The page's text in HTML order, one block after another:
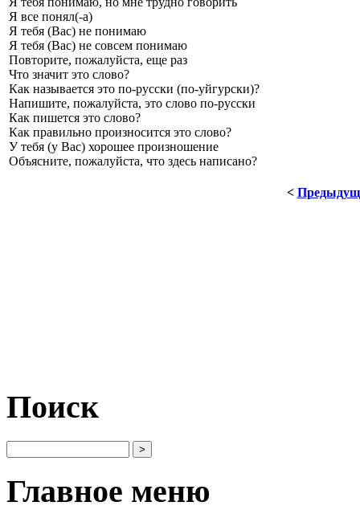
Я все понял(-а)
Я тебя (Вас) не понимаю
Я тебя (Вас) не совсем понимаю
Повторите, пожалуйста, еще раз
Что значит это слово?
Как называется это по-русски (по-уйгурски)?
Напишите, пожалуйста, это слово по-русски
Как пишется это слово?
Как правильно произносится это слово?
У тебя (у Вас) хорошее произношение
Объясните, пожалуйста, что здесь написано?
<
Поиск
Главное меню